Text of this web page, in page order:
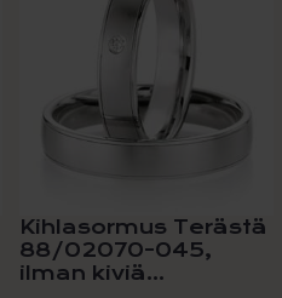
Kihlasormus Terästä
88/02070-045,
ilman kiviä...
muunnelma.
tehdä
valinnat